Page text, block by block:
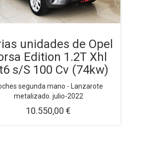
unidades de Opel
Edition 1.2T Xhl
s/S 100 Cv (74kw)
segunda mano - Lanzarote
metalizado. julio-2022
10.550,00 €